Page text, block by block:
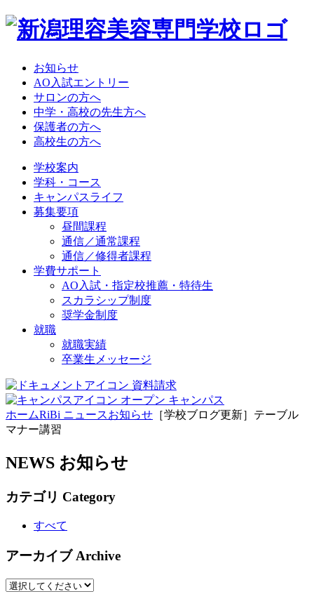
お知らせ
AO入試エントリー
サロンの方へ
中学・高校の先生方へ
保護者の方へ
高校生の方へ
学校案内
学科・コース
キャンパスライフ
募集要項
昼間課程
通信／通常課程
通信／修得者課程
学費サポート
AO入試・指定校推薦・特待生
スカラシップ制度
奨学金制度
就職
就職実績
卒業生メッセージ
資料請求
オープン キャンパス
ホームRiBi ニュースお知らせ ［学校ブログ更新］テーブル
マナー講習
NEWS お知らせ
カテゴリ Category
すべて
アーカイブ Archive